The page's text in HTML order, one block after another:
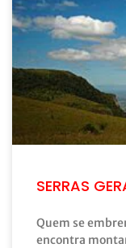
SERRAS
Quem se
encontra